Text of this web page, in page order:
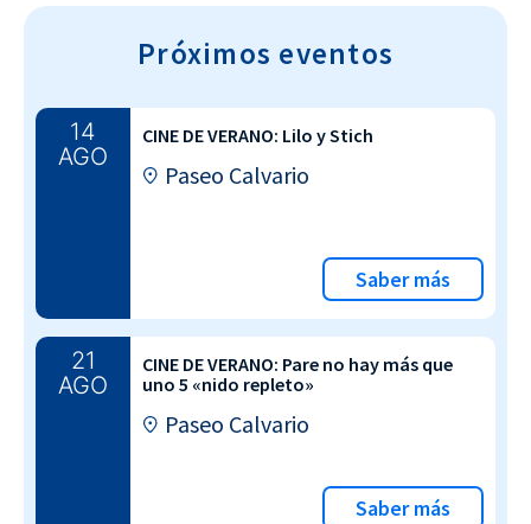
Próximos eventos
14
AGO
CINE DE VERANO: Lilo y Stich
Paseo Calvario
Saber más
21
AGO
CINE DE VERANO: Pare no hay más que
uno 5 «nido repleto»
Paseo Calvario
Saber más